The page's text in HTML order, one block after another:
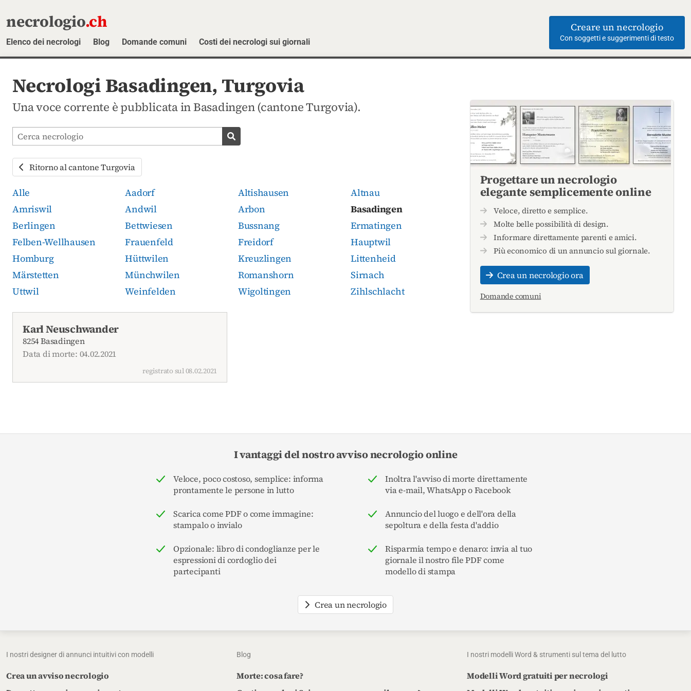
necrologio.ch
Elenco dei necrologi Blog Domande comuni Costi dei necrologi sui giornali
Creare un necrologio
Con soggetti e suggerimenti di testo
Necrologi Basadingen, Turgovia
Una voce corrente è pubblicata in Basadingen (cantone Turgovia).
Cerca avvisi mortuari
Cerca necrologio
Ritorno al cantone Turgovia
Alle Aadorf Altishausen
Altnau
Amriswil
Andwil Arbon
Basadingen
Berlingen
Bettwiesen Bussnang
Ermatingen
Felben-Wellhausen
Frauenfeld Freidorf
Hauptwil
Homburg
Hüttwilen Kreuzlingen
Littenheid
Märstetten
Münchwilen Romanshorn
Sirnach
Uttwil
Weinfelden Wigoltingen Zihlschlacht
Karl Neuschwander
8254 Basadingen
Data di morte: 04.02.2021
registrato sul 08.02.2021
Progettare un necrologio
elegante semplicemente online
Veloce, diretto e semplice.
Molte belle possibilità di design.
Informare direttamente parenti e amici.
Più economico di un annuncio sul giornale.
Crea un necrologio ora
Domande comuni
I vantaggi del nostro avviso necrologio online
Veloce, poco costoso, semplice: informa
prontamente le persone in lutto
Inoltra l'avviso di morte direttamente
via e-mail, WhatsApp o Facebook
Scarica come PDF o come immagine:
stampalo o invialo
Annuncio del luogo e dell'ora della
sepoltura e della festa d'addio
Opzionale: libro di condoglianze per le
espressioni di cordoglio dei
partecipanti
Risparmia tempo e denaro: invia al tuo
giornale il nostro file PDF come
modello di stampa
Crea un necrologio
I nostri designer di annunci intuitivi con modelli
Crea un avviso necrologio
Blog
Morte: cosa fare?
I nostri modelli Word & strumenti sul tema del lutto
Modelli Word gratuiti per necrologi